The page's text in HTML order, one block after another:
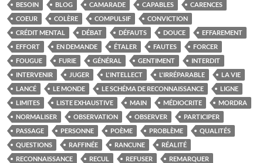
BESOIN BLOG CAMARADE CAPABLES
CARENCES
COEUR
COLÈRE COMPULSIF
CONVICTION
CRÉDIT MENTAL
DÉBAT DÉFAUTS DOUCE
EFFAREMENT
EFFORT
EN DEMANDE ÉTALER FAUTES
FORCER
FOUGUE
FURIE GÉNÉRAL GENTIMENT
INTERDIT
INTERVENIR
JUGER L'INTELLECT L'IRRÉPARABLE
LA VIE
LANCÉ
LE MONDE LE SCHÉMA DE RECONNAISSANCE
LIGNE
LIMITES
LISTE EXHAUSTIVE MAIN MÉDIOCRITE
MORDRA
NORMALISER
OBSERVATION OBSERVER
PARTICIPER
PASSAGE
PERSONNE POÈME PROBLÈME
QUALITÉS
QUESTIONS
RAFFINÉE RANCUNE
RÉALITÉ
RECONNAISSANCE
RECUL REFUSER
REMARQUER